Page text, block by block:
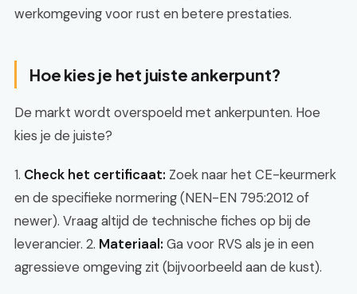
werkomgeving voor rust en betere prestaties.
Hoe kies je het juiste ankerpunt?
De markt wordt overspoeld met ankerpunten. Hoe
kies je de juiste?
1. Check het certificaat: Zoek naar het CE-keurmerk
en de specifieke normering (NEN-EN 795:2012 of
newer). Vraag altijd de technische fiches op bij de
leverancier. 2. Materiaal: Ga voor RVS als je in een
agressieve omgeving zit (bijvoorbeeld aan de kust).